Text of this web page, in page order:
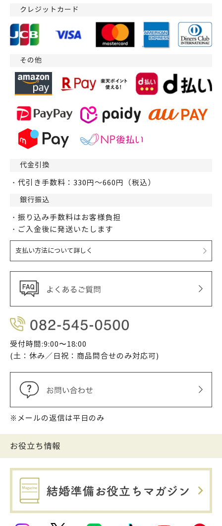
クレジットカード
その他
代金引換
・代引き手数料：330円～660円（税込）
銀行振込
・振り込み手数料はお客様負担
・ご入金後に発送いたします
支払い方法について詳しく
受付時間:9:00〜18:00
(土：休み／日祝：商品問合せのみ対応可)
※メールの返信は平日のみ
お役立ち情報